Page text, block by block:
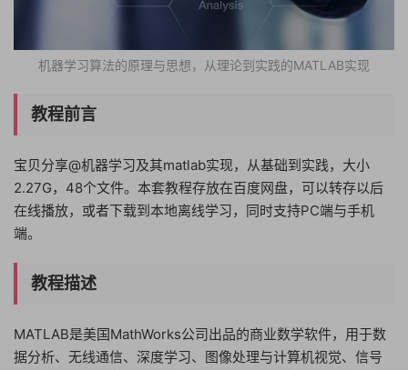
机器学习算法的原理与思想，从理论到实践的MATLAB实现
教程前言
宝贝分享@机器学习及其matlab实现，从基础到实践，大小
2.27G，48个文件。本套教程存放在百度网盘，可以转存以后
在线播放，或者下载到本地离线学习，同时支持PC端与手机
端。
教程描述
MATLAB是美国MathWorks公司出品的商业数学软件，用于数
据分析、无线通信、深度学习、图像处理与计算机视觉、信号